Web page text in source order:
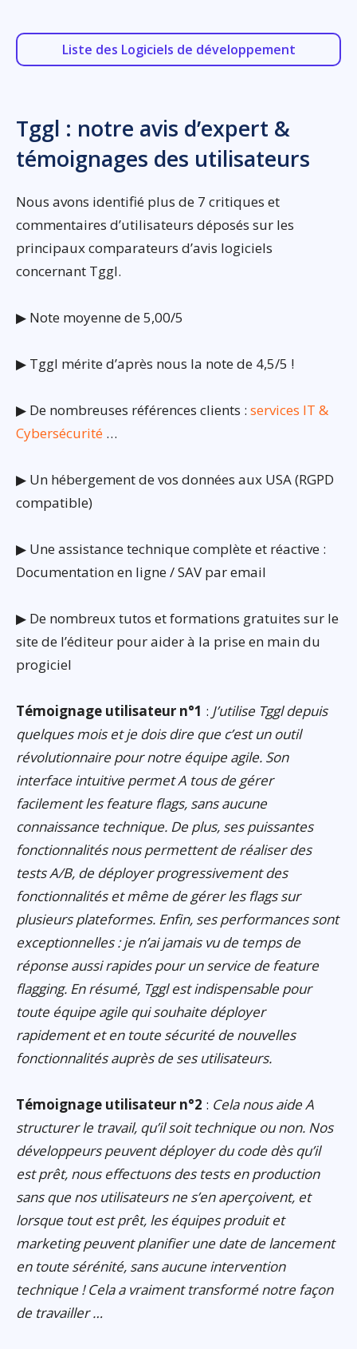
Liste des Logiciels de développement
Tggl : notre avis d’expert &
témoignages des utilisateurs
Nous avons identifié plus de 7 critiques et
commentaires d’utilisateurs déposés sur les
principaux comparateurs d’avis logiciels
concernant Tggl.
▶ Note moyenne de 5,00/5
▶ Tggl mérite d’après nous la note de 4,5/5 !
▶ De nombreuses références clients : services IT &
Cybersécurité …
▶ Un hébergement de vos données aux USA (RGPD
compatible)
▶ Une assistance technique complète et réactive :
Documentation en ligne / SAV par email
▶ De nombreux tutos et formations gratuites sur le
site de l’éditeur pour aider à la prise en main du
progiciel
Témoignage utilisateur n°1 : J’utilise Tggl depuis
quelques mois et je dois dire que c’est un outil
révolutionnaire pour notre équipe agile. Son
interface intuitive permet A tous de gérer
facilement les feature flags, sans aucune
connaissance technique. De plus, ses puissantes
fonctionnalités nous permettent de réaliser des
tests A/B, de déployer progressivement des
fonctionnalités et même de gérer les flags sur
plusieurs plateformes. Enfin, ses performances sont
exceptionnelles : je n’ai jamais vu de temps de
réponse aussi rapides pour un service de feature
flagging. En résumé, Tggl est indispensable pour
toute équipe agile qui souhaite déployer
rapidement et en toute sécurité de nouvelles
fonctionnalités auprès de ses utilisateurs.
Témoignage utilisateur n°2 : Cela nous aide A
structurer le travail, qu’il soit technique ou non. Nos
développeurs peuvent déployer du code dès qu’il
est prêt, nous effectuons des tests en production
sans que nos utilisateurs ne s’en aperçoivent, et
lorsque tout est prêt, les équipes produit et
marketing peuvent planifier une date de lancement
en toute sérénité, sans aucune intervention
technique ! Cela a vraiment transformé notre façon
de travailler …